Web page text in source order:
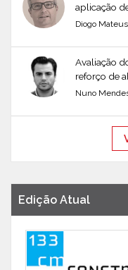
aplicação
Diogo Mateus
Avaliação
reforço de
Nuno
Edição Atual